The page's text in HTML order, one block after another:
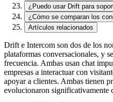
¿Puedo usar Drift para
¿Cómo se comparan los
Artículos relacionados
Drift e Intercom son dos de los
plataformas conversacionales, y
frecuencia. Ambas usan chat
empresas a interactuar con
apoyar a clientes. Ambas tienen
evolucionaron significativamente